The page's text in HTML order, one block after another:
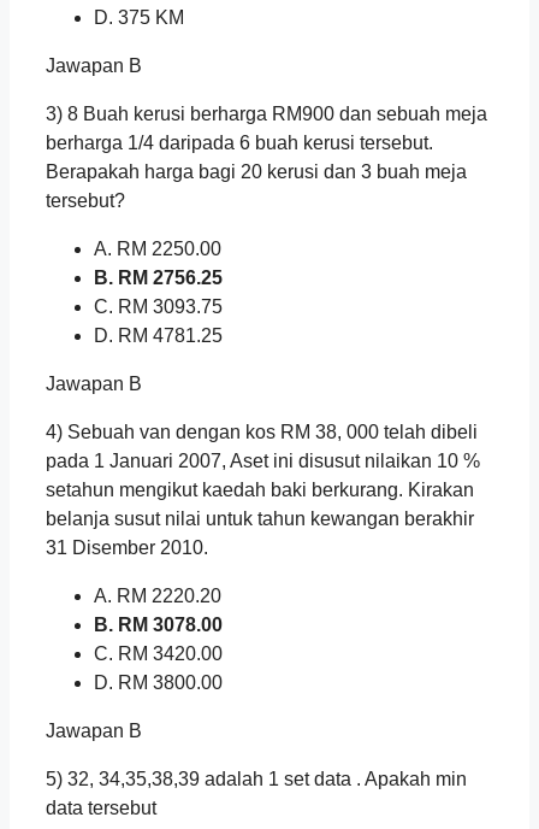
D. 375 KM
Jawapan B
3) 8 Buah kerusi berharga RM900 dan sebuah meja
berharga 1/4 daripada 6 buah kerusi tersebut.
Berapakah harga bagi 20 kerusi dan 3 buah meja
tersebut?
A. RM 2250.00
B. RM 2756.25
C. RM 3093.75
D. RM 4781.25
Jawapan B
4) Sebuah van dengan kos RM 38, 000 telah dibeli
pada 1 Januari 2007, Aset ini disusut nilaikan 10 %
setahun mengikut kaedah baki berkurang. Kirakan
belanja susut nilai untuk tahun kewangan berakhir
31 Disember 2010.
A. RM 2220.20
B. RM 3078.00
C. RM 3420.00
D. RM 3800.00
Jawapan B
5) 32, 34,35,38,39 adalah 1 set data . Apakah min
data tersebut